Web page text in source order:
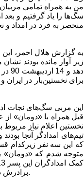
سگ‌ها را یاد گرفتیم و
به گزارش هلال احمر،
زیر آوار مانده بودند
قبل همراه با «دومان» از
که این سه نفر زیرکدام
متوجه شدم که «دومان»
برادرش در آن قرار دارند نقطه دیگری را به ما نشان داد که با جست‌‌وجو در آن مکان اجساد آنها را پیدا کردیم.